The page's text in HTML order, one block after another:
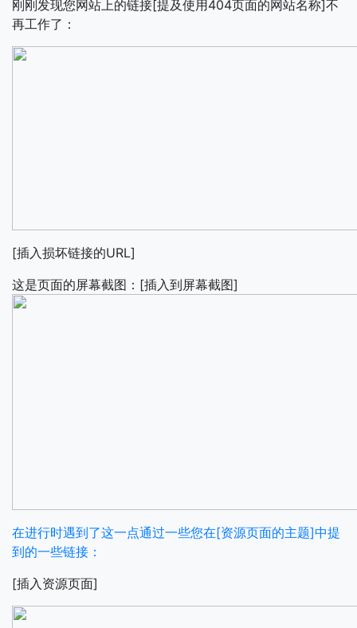
刚刚发现您网站上的链接[提及使用404页面的网站名称]不
再工作了：
[插入损坏链接的URL]
这是页面的屏幕截图：[插入到屏幕截图]
在进行时遇到了这一点通过一些您在[资源页面的主题]中提
到的一些链接：
[插入资源页面]